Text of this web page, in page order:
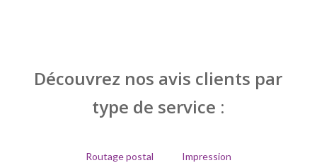
Découvrez nos avis clients par
type de service :
Routage postal Impression